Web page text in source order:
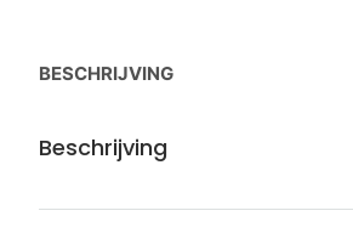
BESCHRIJVING
Beschrijving